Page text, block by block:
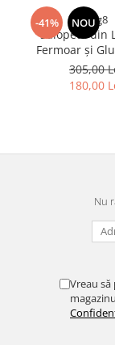
-41% NOUrfrg8
Salopetă din
Fermoar și
Bradut
305,00
180,00
Nu
Vreau